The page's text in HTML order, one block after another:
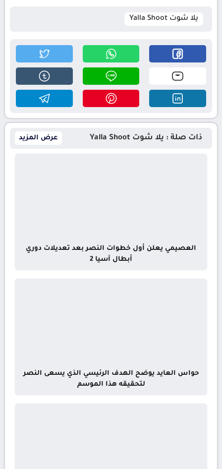
يلا شوت Yalla Shoot
ذات صلة : يلا شوت Yalla Shoot عرض المزيد
العصيمي يعلن أول خطوات النصر بعد تعديلات دوري
أبطال آسيا 2
حواس العايد يوضح الهدف الرئيسي الذي يسعى النصر
لتحقيقه هذا الموسم